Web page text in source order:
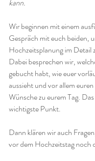
kann.
Wir beginnen mit einem
Gespräch mit euch beiden,
Hochzeitsplanung im Detail
Dabei besprechen wir,
gebucht habt, wie euer
aussieht und vor allem
Wünsche zu eurem Tag.
wichtigste Punkt.
Dann klären wir auch
vor dem Hochzeitstag noch